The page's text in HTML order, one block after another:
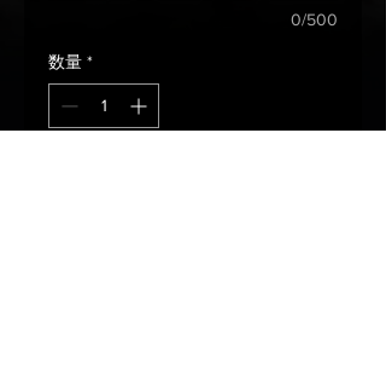
0/500
数量 *